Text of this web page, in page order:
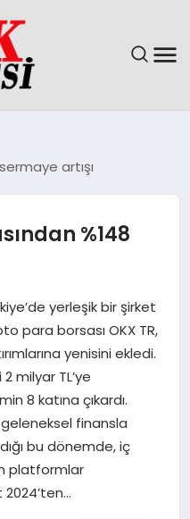
artışı
%148
yerleşik bir şirket
para borsası OKX TR,
yenisini ekledi.
milyar TL’ye
8 katına çıkardı.
geleneksel finansla
bu dönemde, iç
platformlar
2024’ten…